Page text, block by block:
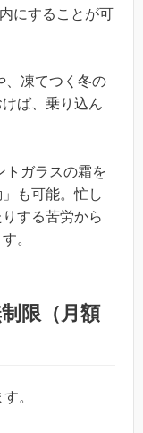
にすることが可
、凍てつく冬の
ば、乗り込ん
トガラスの霜を
も可能。忙し
する苦労から
。
限（月額
。